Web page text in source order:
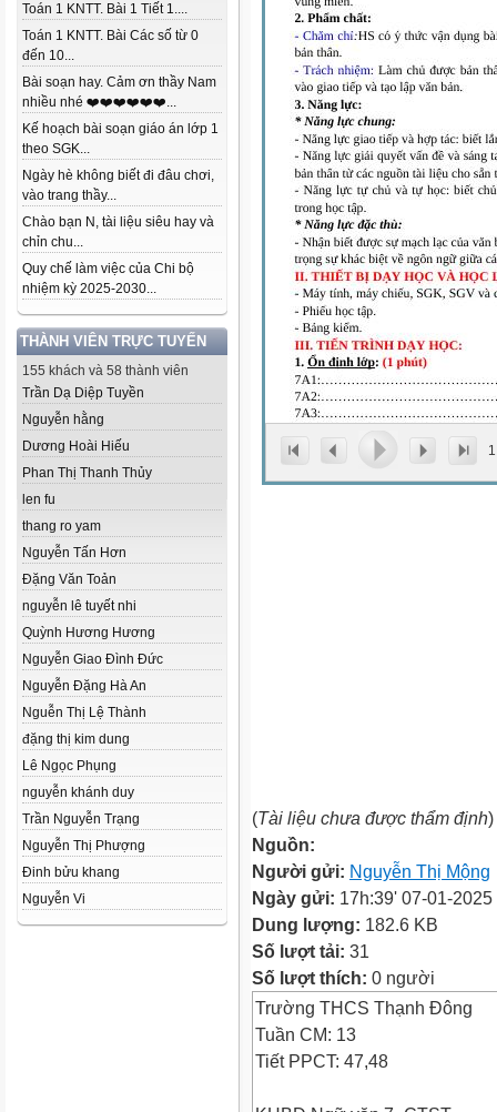
Toán 1 KNTT. Bài 1 Tiết 1....
Toán 1 KNTT. Bài Các số từ 0
đến 10...
Bài soạn hay. Cảm ơn thầy Nam
nhiều nhé ❤️❤️❤️❤️❤️❤️...
Kế hoạch bài soạn giáo án lớp 1
theo SGK...
Ngày hè không biết đi đâu chơi,
vào trang thầy...
Chào bạn N, tài liệu siêu hay và
chỉn chu...
Quy chế làm việc của Chi bộ
nhiệm kỳ 2025-2030...
THÀNH VIÊN TRỰC TUYẾN
155 khách và 58 thành viên
Trần Dạ Diệp Tuyền
Nguyễn hằng
Dương Hoài Hiếu
Phan Thị Thanh Thủy
len fu
thang ro yam
Nguyễn Tấn Hơn
Đặng Văn Toản
nguyễn lê tuyết nhi
Quỳnh Hương Hương
Nguyễn Giao Đình Đức
Nguyễn Đặng Hà An
Nguễn Thị Lệ Thành
đặng thị kim dung
Lê Ngọc Phụng
nguyễn khánh duy
Trần Nguyễn Trạng
Nguyễn Thị Phượng
Đinh bửu khang
Nguyễn Vi
1
(Tài liệu chưa được thẩm định)
Nguồn:
Người gửi: Nguyễn Thị Mộng
Ngày gửi: 17h:39' 07-01-2025
Dung lượng: 182.6 KB
Số lượt tải: 31
Số lượt thích: 0 người
Trường THCS Thạnh Đông
Tuần CM: 13
Tiết PPCT: 47,48